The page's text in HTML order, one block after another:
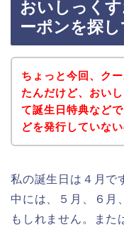
おいしっく
ーポンを探し
ちょっと今回、ク
たんだけど、おい
て誕生日特典など
どを発行していな
私の誕生日は４月で
中には、５月、６月
もしれません。また